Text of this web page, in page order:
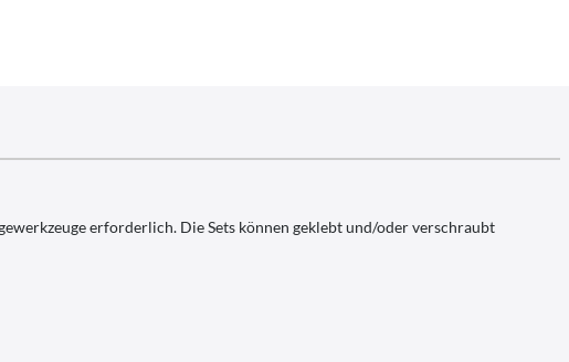
erforderlich. Die Sets können geklebt und/oder verschraubt